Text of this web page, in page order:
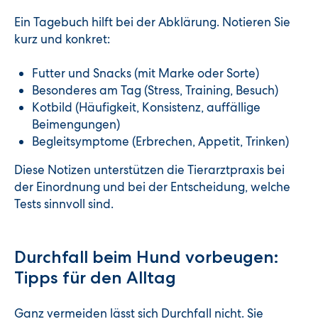
Ein Tagebuch hilft bei der Abklärung. Notieren Sie
kurz und konkret:
Futter und Snacks (mit Marke oder Sorte)
Besonderes am Tag (Stress, Training, Besuch)
Kotbild (Häufigkeit, Konsistenz, auffällige
Beimengungen)
Begleitsymptome (Erbrechen, Appetit, Trinken)
Diese Notizen unterstützen die Tierarztpraxis bei
der Einordnung und bei der Entscheidung, welche
Tests sinnvoll sind.
Durchfall beim Hund vorbeugen:
Tipps für den Alltag
Ganz vermeiden lässt sich Durchfall nicht. Sie